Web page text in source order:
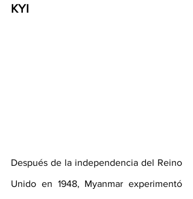
KYI
Después de la independencia del Reino
Unido en 1948, Myanmar experimentó